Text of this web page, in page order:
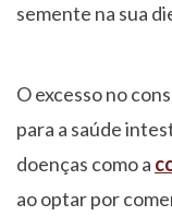
semente na sua
O excesso no
para a saúde
doenças como a
ao optar por